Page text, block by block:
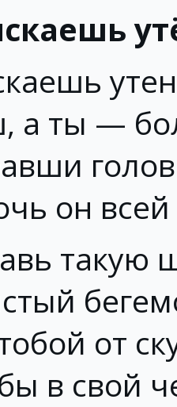
а ты —
он
такую
от
в свой